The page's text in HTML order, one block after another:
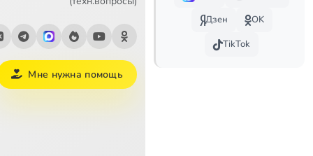
Мне нужна помощь
Дзен
OK
TikTok